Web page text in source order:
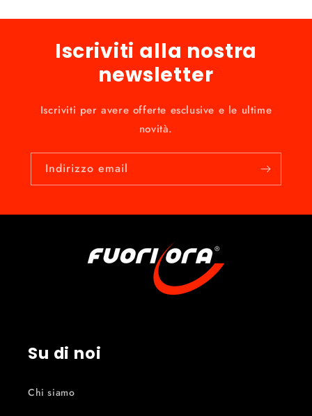
Iscriviti alla nostra
newsletter
Iscriviti per avere offerte esclusive e le ultime
novità.
Indirizzo email
Su di noi
Chi siamo